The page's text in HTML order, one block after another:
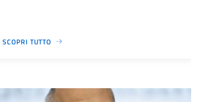
SCOPRI TUTTO